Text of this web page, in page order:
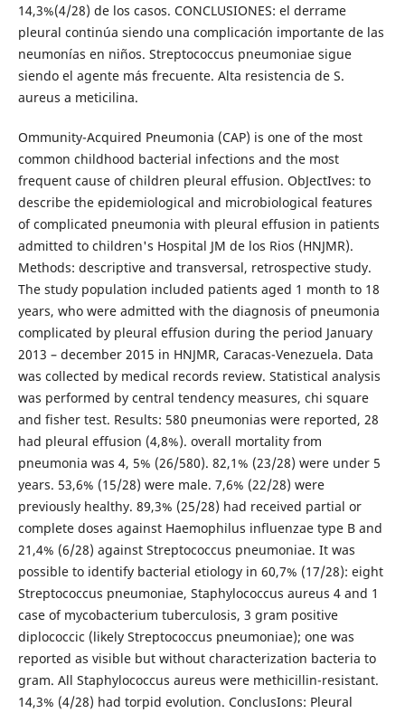
14,3%(4/28) de los casos. CONCLUSIONES: el derrame
pleural continúa siendo una complicación importante de las
neumonías en niños. Streptococcus pneumoniae sigue
siendo el agente más frecuente. Alta resistencia de S.
aureus a meticilina.
Ommunity-Acquired Pneumonia (CAP) is one of the most
common childhood bacterial infections and the most
frequent cause of children pleural effusion. ObJectIves: to
describe the epidemiological and microbiological features
of complicated pneumonia with pleural effusion in patients
admitted to children's Hospital JM de los Rios (HNJMR).
Methods: descriptive and transversal, retrospective study.
The study population included patients aged 1 month to 18
years, who were admitted with the diagnosis of pneumonia
complicated by pleural effusion during the period January
2013 – december 2015 in HNJMR, Caracas-Venezuela. Data
was collected by medical records review. Statistical analysis
was performed by central tendency measures, chi square
and fisher test. Results: 580 pneumonias were reported, 28
had pleural effusion (4,8%). overall mortality from
pneumonia was 4, 5% (26/580). 82,1% (23/28) were under 5
years. 53,6% (15/28) were male. 7,6% (22/28) were
previously healthy. 89,3% (25/28) had received partial or
complete doses against Haemophilus influenzae type B and
21,4% (6/28) against Streptococcus pneumoniae. It was
possible to identify bacterial etiology in 60,7% (17/28): eight
Streptococcus pneumoniae, Staphylococcus aureus 4 and 1
case of mycobacterium tuberculosis, 3 gram positive
diplococcic (likely Streptococcus pneumoniae); one was
reported as visible but without characterization bacteria to
gram. All Staphylococcus aureus were methicillin-resistant.
14,3% (4/28) had torpid evolution. ConclusIons: Pleural